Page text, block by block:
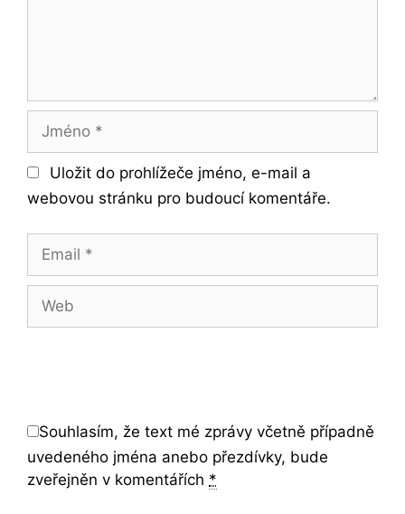
Jméno
Uložit do prohlížeče jméno, e-mail a
webovou stránku pro budoucí komentáře.
Email
Web
Souhlasím, že text mé zprávy včetně případně
uvedeného jména anebo přezdívky, bude
zveřejněn v komentářích *